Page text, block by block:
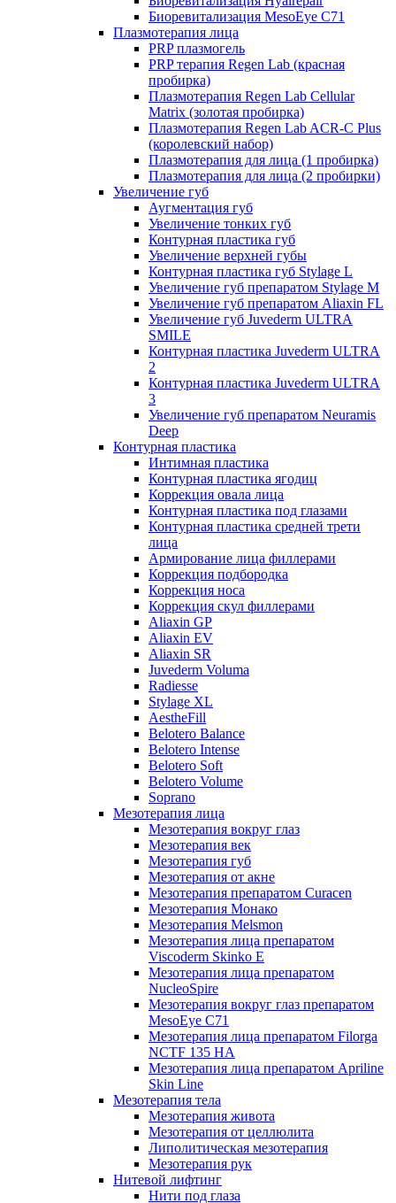
Биоревитализация MesoEye C71
Плазмотерапия лица
PRP плазмогель
PRP терапия Regen Lab (красная
пробирка)
Плазмотерапия Regen Lab Cellular
Matrix (золотая пробирка)
Плазмотерапия Regen Lab ACR-C Plus
(королевский набор)
Плазмотерапия для лица (1 пробирка)
Плазмотерапия для лица (2 пробирки)
Увеличение губ
Аугментация губ
Увеличение тонких губ
Контурная пластика губ
Увеличение верхней губы
Контурная пластика губ Stylage L
Увеличение губ препаратом Stylage M
Увеличение губ препаратом Aliaxin FL
Увеличение губ Juvederm ULTRA
SMILE
Контурная пластика Juvederm ULTRA
2
Контурная пластика Juvederm ULTRA
3
Увеличение губ препаратом Neuramis
Deep
Контурная пластика
Интимная пластика
Контурная пластика ягодиц
Коррекция овала лица
Контурная пластика под глазами
Контурная пластика средней трети
лица
Армирование лица филлерами
Коррекция подбородка
Коррекция носа
Коррекция скул филлерами
Aliaxin GP
Aliaxin EV
Aliaxin SR
Juvederm Voluma
Radiesse
Stylage XL
AestheFill
Belotero Balance
Belotero Intense
Belotero Soft
Belotero Volume
Soprano
Мезотерапия лица
Мезотерапия вокруг глаз
Мезотерапия век
Мезотерапия губ
Мезотерапия от акне
Мезотерапия препаратом Curacen
Мезотерапия Монако
Мезотерапия Melsmon
Мезотерапия лица препаратом
Viscoderm Skinko E
Мезотерапия лица препаратом
NucleoSpire
Мезотерапия вокруг глаз препаратом
MesoEye С71
Мезотерапия лица препаратом Filorga
NCTF 135 HA
Мезотерапия лица препаратом Apriline
Skin Line
Мезотерапия тела
Мезотерапия живота
Мезотерапия от целлюлита
Липолитическая мезотерапия
Мезотерапия рук
Нитевой лифтинг
Нити под глаза